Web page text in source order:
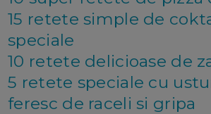
15 retete simple de
speciale
10 retete delicioase de
5 retete speciale cu
feresc de raceli si gripa